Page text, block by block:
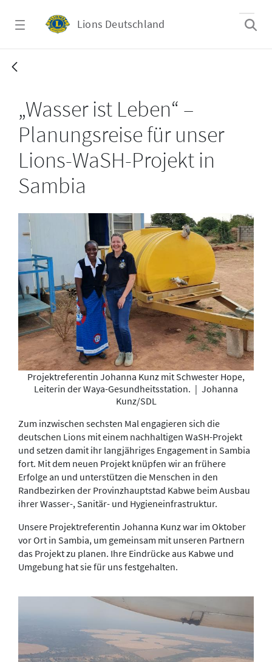
Lions Deutschland
„Wasser ist Leben“ –
Planungsreise für unser
Lions-WaSH-Projekt in
Sambia
Projektreferentin Johanna Kunz mit Schwester Hope,
Leiterin der Waya-Gesundheitsstation. | Johanna
Kunz/SDL
Zum inzwischen sechsten Mal engagieren sich die
deutschen Lions mit einem nachhaltigen WaSH-Projekt
und setzen damit ihr langjähriges Engagement in Sambia
fort. Mit dem neuen Projekt knüpfen wir an frühere
Erfolge an und unterstützen die Menschen in den
Randbezirken der Provinzhauptstad Kabwe beim Ausbau
ihrer Wasser-, Sanitär- und Hygieneinfrastruktur.
Unsere Projektreferentin Johanna Kunz war im Oktober
vor Ort in Sambia, um gemeinsam mit unseren Partnern
das Projekt zu planen. Ihre Eindrücke aus Kabwe und
Umgebung hat sie für uns festgehalten.